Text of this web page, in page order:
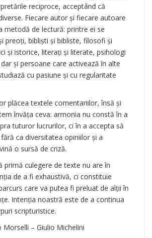
reciproce, acceptând că
Fiecare autor şi fiecare autoare
metodă de lectură: printre ei se
preoţi, biblişti şi bibliste, filosofi şi
şi istorice, literaţi şi literate, psihologi
şi persoane care activează în alte
cu pasiune şi cu regularitate
plăcea textele comentariilor, însă şi
învăţa ceva: armonia nu constă în a
tuturor lucrurilor, ci în a accepta să
ca diversitatea opiniilor şi a
o sursă de criză.
primă culegere de texte nu are în
de a fi exhaustivă, ci constituie
care va putea fi preluat de alţii în
Intenţia noastră este de a continua
scripturistice.
Morselli – Giulio Michelini